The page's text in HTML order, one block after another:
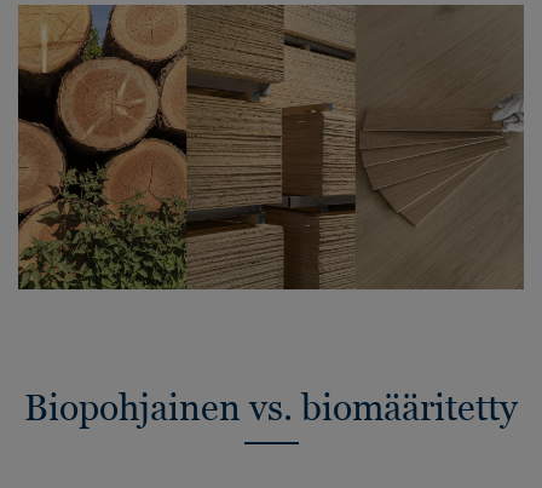
Biopohjainen vs. biomääritetty